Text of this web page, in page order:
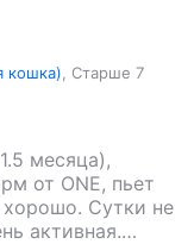
кошка)
Старше 7
месяца),
от ONE, пьет
хорошо. Сутки не
активная.